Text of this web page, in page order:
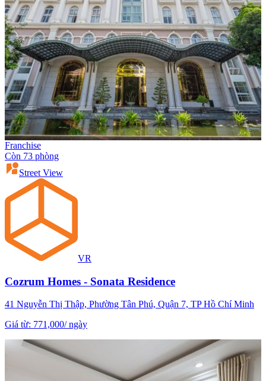
Franchise
Còn 73 phòng
Street View
VR
Cozrum Homes - Sonata Residence
41 Nguyễn Thị Thập, Phường Tân Phú, Quận 7, TP Hồ Chí Minh
Giá từ: 771,000/ngày